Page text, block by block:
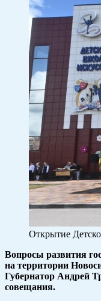
Открытие
Вопросы развития
на территории
Губернатор Андрей
совещания.